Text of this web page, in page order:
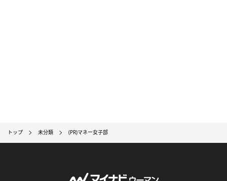
トップ 未分類 (PR)マネー女子部